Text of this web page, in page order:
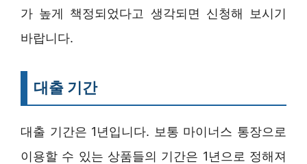
가 높게 책정되었다고 생각되면 신청해 보시기
바랍니다.
대출 기간
대출 기간은 1년입니다. 보통 마이너스 통장으로
이용할 수 있는 상품들의 기간은 1년으로 정해져